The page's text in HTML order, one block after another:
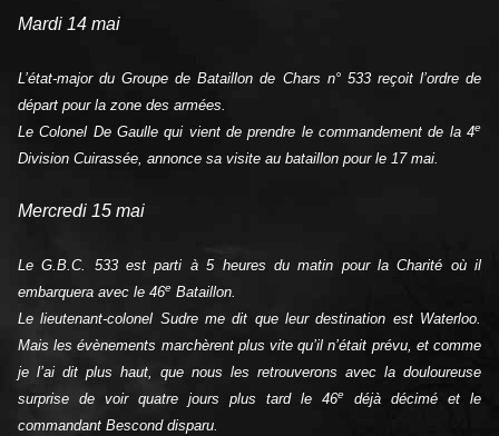
Mardi 14 mai
L’état-major du Groupe de Bataillon de Chars n° 533 reçoit l’ordre de
départ pour la zone des armées.
Le Colonel De Gaulle qui vient de prendre le commandement de la 4e
Division Cuirassée, annonce sa visite au bataillon pour le 17 mai.
Mercredi 15 mai
Le G.B.C. 533 est parti à 5 heures du matin pour la Charité où il
embarquera avec le 46e Bataillon.
Le lieutenant-colonel Sudre me dit que leur destination est Waterloo.
Mais les évènements marchèrent plus vite qu’il n’était prévu, et comme
je l’ai dit plus haut, que nous les retrouverons avec la douloureuse
surprise de voir quatre jours plus tard le 46e
déjà décimé et le
commandant Bescond disparu.